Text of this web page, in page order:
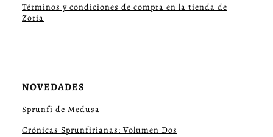
Términos y condiciones de compra en la tienda de
Zoria
NOVEDADES
Sprunfi de Medusa
Crónicas Sprunfirianas: Volumen Dos